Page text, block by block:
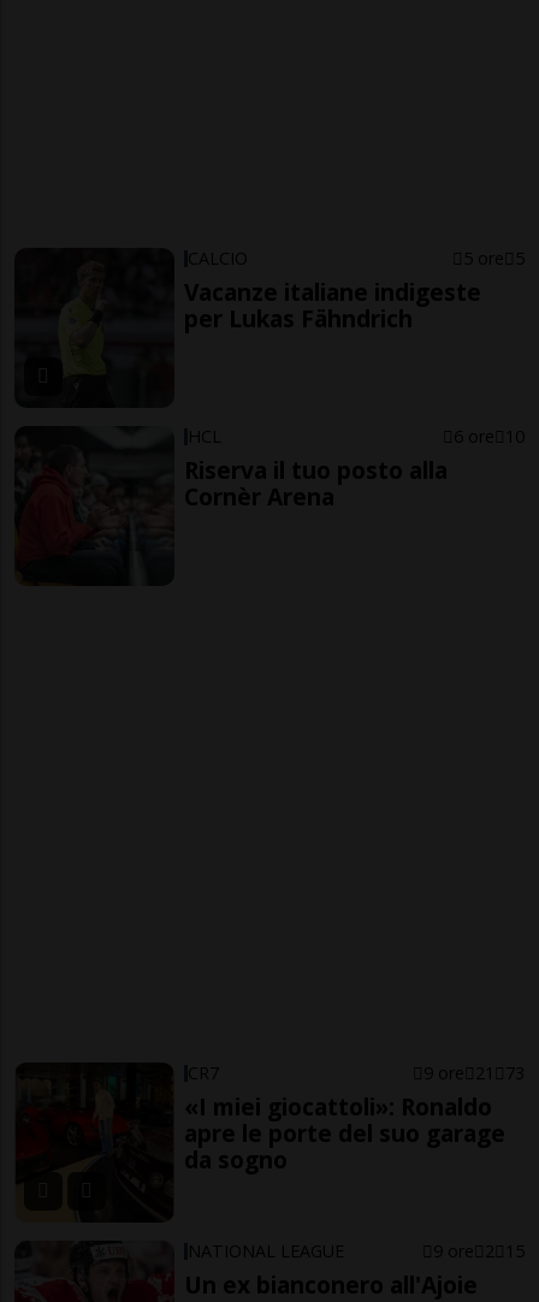
CALCIO 5 ore 5
Vacanze italiane indigeste
per Lukas Fähndrich
HCL 6 ore 10
Riserva il tuo posto alla
Cornèr Arena
CR7 9 ore 21 73
«I miei giocattoli»: Ronaldo
apre le porte del suo garage
da sogno
NATIONAL LEAGUE 9 ore 2 15
Un ex bianconero all'Ajoie